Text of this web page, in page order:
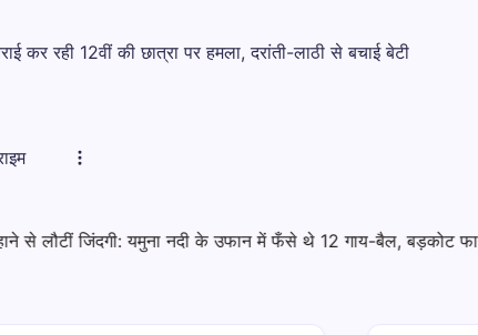
कर रही 12वीं की छात्रा पर हमला, दरांती-लाठी से बचाई बेटी
सर्विस के जांबाजों ने ऐसे बचाया August 6, 2026